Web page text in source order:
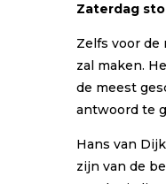
Zaterdag
Zelfs voor
zal maken.
de meest
antwoord te
Hans van
zijn van de